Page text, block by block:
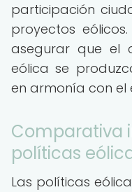
participación
proyectos
asegurar que el
eólica se
en armonía con el
Comparativa
políticas
Las políticas